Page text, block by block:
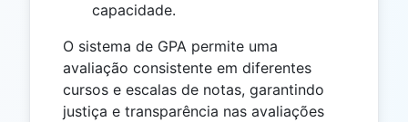
capacidade.
O sistema de GPA permite uma
avaliação consistente em diferentes
cursos e escalas de notas, garantindo
justiça e transparência nas avaliações